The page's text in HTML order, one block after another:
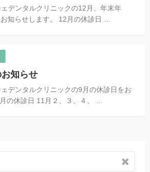
デンタルクリニックの12月、年末年
知らせします。 12月の休診日 …
お知らせ
デンタルクリニックの9月の休診日をお
の休診日 11月２、３、４、 …